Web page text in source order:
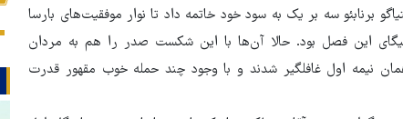
برنابئو سه بر یک به سود خود خاتمه داد تا نوار موفقیت‌های بارسا
این فصل بود. حالا آن‌ها با این شکست صدر را هم به مردان
نیمه اول غافلگیر شدند و با وجود چند حمله خوب مقهور قدرت